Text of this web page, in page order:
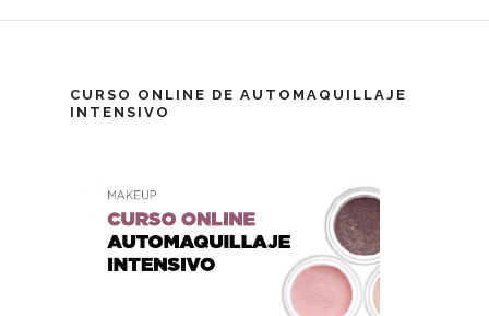
CURSO ONLINE DE AUTOMAQUILLAJE
INTENSIVO